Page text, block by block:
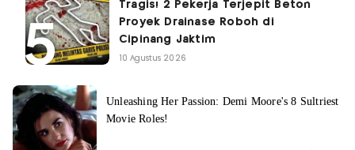
Tragis! 2 Pekerja Terjepit Beton
Proyek Drainase Roboh di
Cipinang Jaktim
10 Agustus 2026